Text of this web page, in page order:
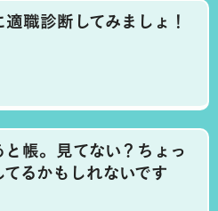
職診断してみましょ！
と帳。見てない？ちょっ
てるかもしれないです